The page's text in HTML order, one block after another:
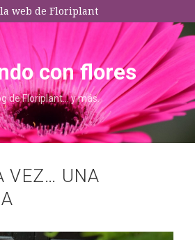
web de Floriplant
con flores
de Floriplant… y más.
VEZ… UNA